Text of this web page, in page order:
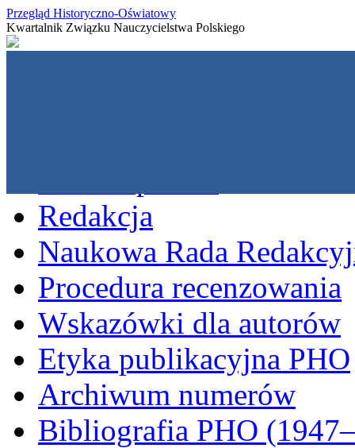
Przegląd Historyczno-Oświatowy
Kwartalnik Związku Nauczycielstwa Polskiego
Redakcja
Naukowa Rada
Procedura recenzowania
Wskazówki dla autorów
Etyka publikacyjna PHO
Archiwum numerów
Bibliografia PHO